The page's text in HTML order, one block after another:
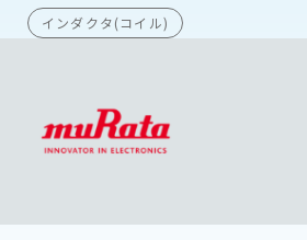
インダクタ(コイル)